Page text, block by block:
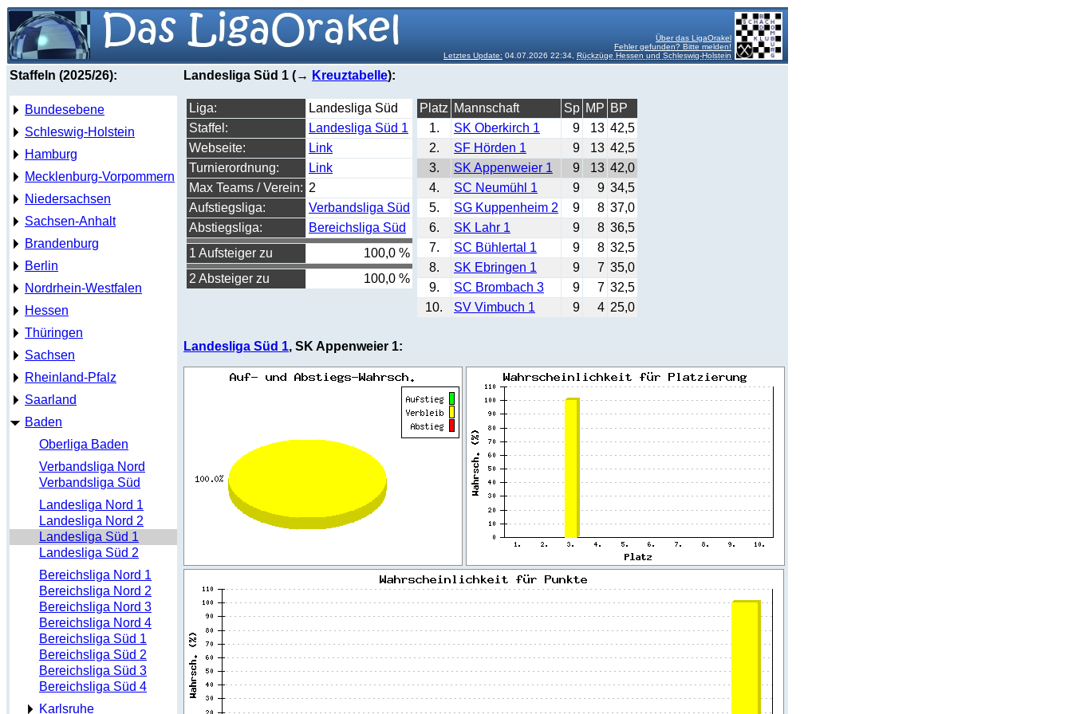
Über das LigaOrakel
Fehler gefunden? Bitte melden!
Letztes Update: 04.07.2026 22:34, Rückzüge Hessen und Schleswig-Holstein
Staffeln (2025/26):
Bundesebene
Schleswig-Holstein
Hamburg
Mecklenburg-Vorpommern
Niedersachsen
Sachsen-Anhalt
Brandenburg
Berlin
Nordrhein-Westfalen
Hessen
Thüringen
Sachsen
Rheinland-Pfalz
Saarland
Baden
Oberliga Baden
Verbandsliga Nord
Verbandsliga Süd
Landesliga Nord 1
Landesliga Nord 2
Landesliga Süd 1
Landesliga Süd 2
Bereichsliga Nord 1
Bereichsliga Nord 2
Bereichsliga Nord 3
Bereichsliga Nord 4
Bereichsliga Süd 1
Bereichsliga Süd 2
Bereichsliga Süd 3
Bereichsliga Süd 4
Karlsruhe
Landesliga Süd 1 (→ Kreuztabelle):
Liga:
Landesliga Süd
Staffel:
Landesliga Süd 1
Webseite:
Link
Turnierordnung:
Link
Max Teams / Verein: 2
Aufstiegsliga:
Verbandsliga Süd
Abstiegsliga:
Bereichsliga Süd
1 Aufsteiger zu
100,0 %
2 Absteiger zu
100,0 %
Platz Mannschaft Sp MP BP
1.
SK Oberkirch 1 9 13 42,5
2.
SF Hörden 1 9 13 42,5
3.
SK Appenweier 1 9 13 42,0
4.
SC Neumühl 1 9 9 34,5
5.
SG Kuppenheim 2 9 8 37,0
6.
SK Lahr 1 9 8 36,5
7.
SC Bühlertal 1 9 8 32,5
8.
SK Ebringen 1 9 7 35,0
9.
SC Brombach 3 9 7 32,5
10.
SV Vimbuch 1 9 4 25,0
Landesliga Süd 1, SK Appenweier 1: